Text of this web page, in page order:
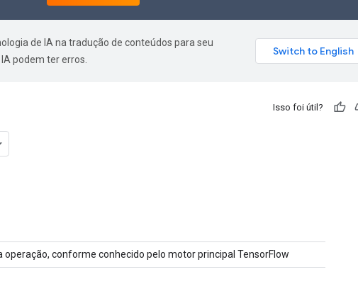
de IA na tradução de conteúdos para seu
podem ter erros.
Isso foi útil?
operação, conforme conhecido pelo motor principal TensorFlow